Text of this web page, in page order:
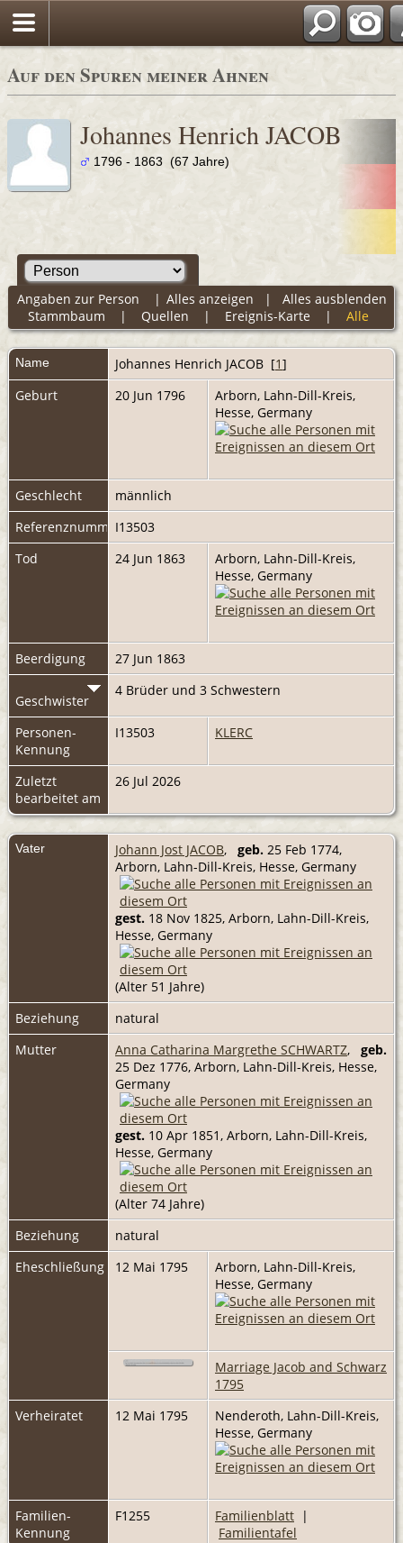
Auf den Spuren meiner Ahnen
Johannes Henrich JACOB
1796 - 1863 (67 Jahre)
Alles anzeigen | Alles ausblenden
Angaben zur Person |
Stammbaum | Quellen | Ereignis-Karte | Alle
Name Johannes Henrich JACOB [1]
Geburt
20 Jun 1796
Arborn, Lahn-Dill-Kreis,
Hesse, Germany
Geschlecht
männlich
ReferenznummerI13503
Tod
24 Jun 1863
Arborn, Lahn-Dill-Kreis,
Hesse, Germany
Beerdigung 27 Jun 1863
Geschwister
4 Brüder und 3 Schwestern
Personen-
Kennung
I13503 KLERC
Zuletzt
bearbeitet am
26 Jul 2026
Vater Johann Jost JACOB, geb. 25 Feb 1774,
Arborn, Lahn-Dill-Kreis, Hesse, Germany
gest. 18 Nov 1825, Arborn, Lahn-Dill-Kreis,
Hesse, Germany
(Alter 51 Jahre)
Beziehung
natural
Mutter
Anna Catharina Margrethe SCHWARTZ, geb.
25 Dez 1776, Arborn, Lahn-Dill-Kreis, Hesse,
Germany
gest. 10 Apr 1851, Arborn, Lahn-Dill-Kreis,
Hesse, Germany
(Alter 74 Jahre)
Beziehung
natural
Eheschließung
12 Mai 1795
Arborn, Lahn-Dill-Kreis,
Hesse, Germany
Marriage Jacob and Schwarz
1795
Verheiratet
12 Mai 1795
Nenderoth, Lahn-Dill-Kreis,
Hesse, Germany
Familien-
Kennung
F1255 Familienblatt |
Familientafel